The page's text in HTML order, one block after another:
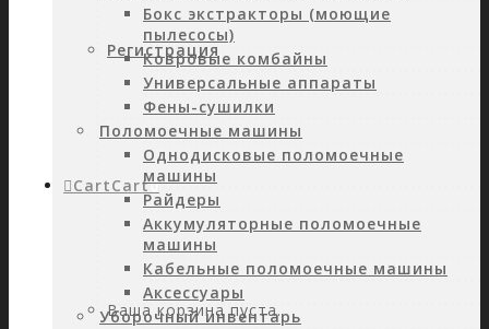
Регистрация
CartCart0
Ваша корзина пуста.
Бокс экстракторы (моющие
пылесосы)
Ковровые комбайны
Универсальные аппараты
Фены-сушилки
Поломоечные машины
Однодисковые поломоечные
машины
Райдеры
Аккумуляторные поломоечные
машины
Кабельные поломоечные машины
Аксессуары
Уборочный инвентарь